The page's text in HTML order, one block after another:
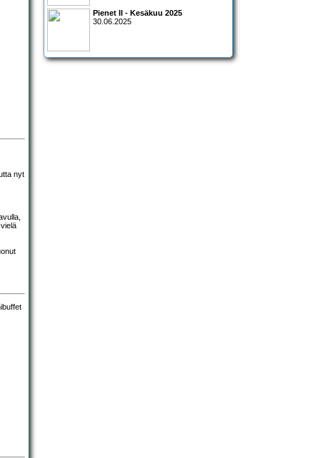
nyt
Pienet II - Kesäkuu 2025
30.06.2025